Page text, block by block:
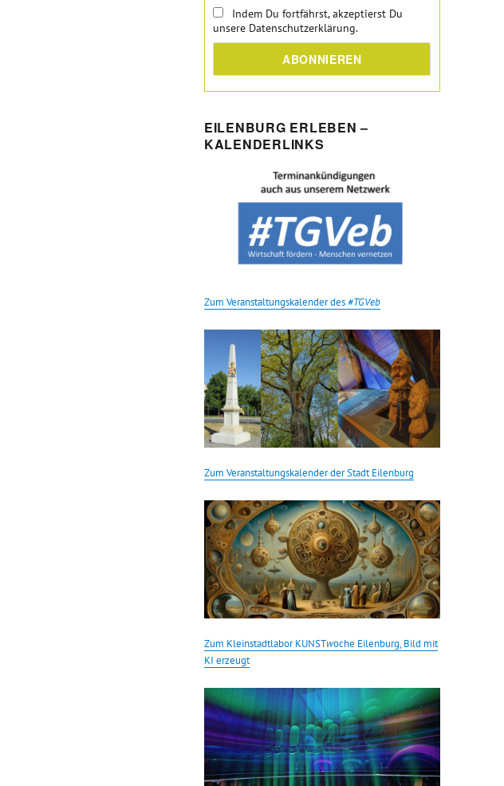
Indem Du fortfährst, akzeptierst Du
unsere Datenschutzerklärung.
EILENBURG ERLEBEN –
KALENDERLINKS
Zum Veranstaltungskalender des #TGVeb
Zum Veranstaltungskalender der Stadt Eilenburg
Zum Kleinstadtlabor KUNSTwoche Eilenburg, Bild mit
KI erzeugt